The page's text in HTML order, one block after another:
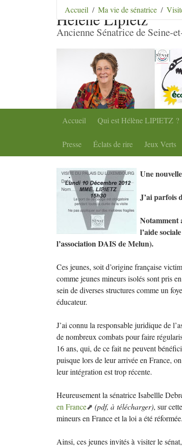
Aller au contenu Aller au menu Aller
Hélène Lipietz
Ancienne Sénatrice de Seine-
Accueil Qui est HélèneLIPIETZ ?
Presse Éclats de rire Jeux Verts
Accueil Ma vie de sénatrice
Une
J’ai parfois
Notamment
l’aide
l’associationDAIS de Melun).
Ces jeunes, soit d’origine française
comme jeunes mineurs isolés sont pris
sein de diverses structures comme un
éducateur.
J’ai connu la responsable juridique de
de nombreux combats pour faire
16 ans, qui, de ce fait ne peuvent
puisque lors de leur arrivée en France,
leur intégration est trop récente.
Heureusement la sénatrice Isabellle
en France
(pdf, à télécharger), sur
mineurs en France et la loi a été réformée.
Ainsi, ces jeunes invités à visiter le